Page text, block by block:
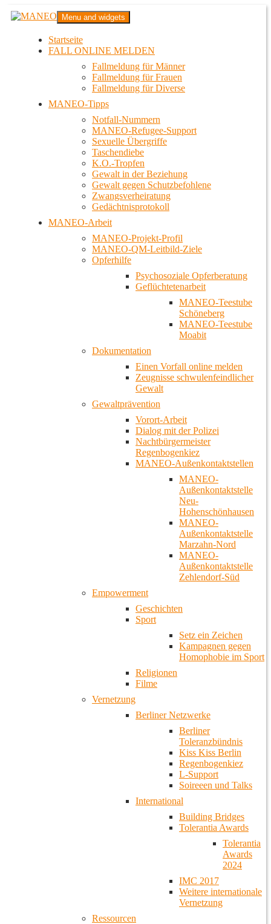
Zum
InhaltMANEO
Das schwule Anti-Gewalt-Projekt in Berlin
Menu and widgets
Startseite
FALL ONLINE MELDEN
Fallmeldung für Männer
Fallmeldung für Frauen
Fallmeldung für Diverse
MANEO-Tipps
Notfall-Nummern
MANEO-Refugee-Support
Sexuelle Übergriffe
Taschendiebe
K.O.-Tropfen
Gewalt in der Beziehung
Gewalt gegen Schutzbefohlene
Zwangsverheiratung
Gedächtnisprotokoll
MANEO-Arbeit
MANEO-Projekt-Profil
MANEO-QM-Leitbild-Ziele
Opferhilfe
Psychosoziale Opferberatung
Geflüchtetenarbeit
MANEO-Teestube
Schöneberg
MANEO-Teestube
Moabit
Dokumentation
Einen Vorfall online melden
Zeugnisse schwulenfeindlicher
Gewalt
Gewaltprävention
Vorort-Arbeit
Dialog mit der Polizei
Nachtbürgermeister
Regenbogenkiez
MANEO-Außenkontaktstellen
MANEO-
Außenkontaktstelle
Neu-
Hohenschönhausen
MANEO-
Außenkontaktstelle
Marzahn-Nord
MANEO-
Außenkontaktstelle
Zehlendorf-Süd
Empowerment
Geschichten
Sport
Setz ein Zeichen
Kampagnen gegen
Homophobie im Sport
Religionen
Filme
Vernetzung
Berliner Netzwerke
Berliner
Toleranzbündnis
Kiss Kiss Berlin
Regenbogenkiez
L-Support
Soireeen und Talks
International
Building Bridges
Tolerantia Awards
Tolerantia
Awards
2024
IMC 2017
Weitere internationale
Vernetzung
Ressourcen